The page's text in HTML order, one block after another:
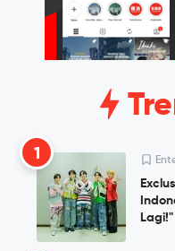
1
Lagi!"